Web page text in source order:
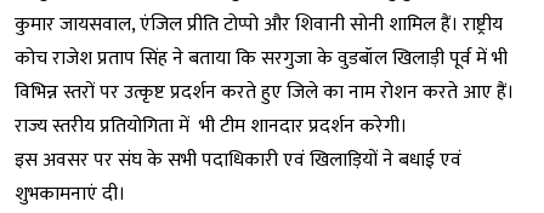
कुमार जायसवाल, एंजिल प्रीति टोप्पो और शिवानी सोनी शामिल हैं। राष्ट्रीय
कोच राजेश प्रताप सिंह ने बताया कि सरगुजा के वुडबॉल खिलाड़ी पूर्व में भी
विभिन्न स्तरों पर उत्कृष्ट प्रदर्शन करते हुए जिले का नाम रोशन करते आए हैं।
राज्य स्तरीय प्रतियोगिता में भी टीम शानदार प्रदर्शन करेगी।
इस अवसर पर संघ के सभी पदाधिकारी एवं खिलाड़ियों ने बधाई एवं
शुभकामनाएं दी।